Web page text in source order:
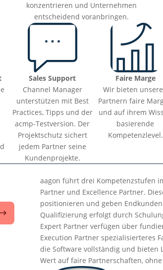
konzentrieren und Unternehmen
entscheidend voranbringen.
Sales Support
Channel Manager
unterstützen mit Best
Practices, Tipps und der
acmp-Testversion. Der
Projektschutz sichert
jedem Partner seine
Kundenprojekte.
Faire Marge
Wir bieten
Partnern faire
und auf ihrem
basierende
Kompetenzlevel.
aagon führt drei Kompetenzstufen
Partner und Excellence Partner.
positionieren und geben
Qualifizierung erfolgt durch
Expert Partner verfügen über
Execution Partner spezialisierteres
die Software vollständig und bieten
Wert auf faire Partnerschaften,